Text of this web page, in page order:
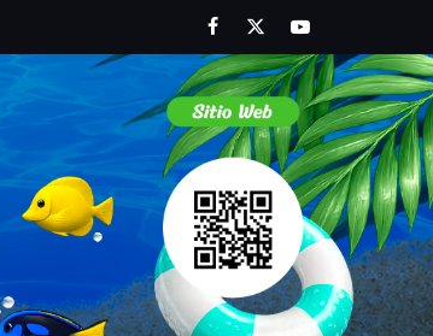
FacebookTwitterYoutube